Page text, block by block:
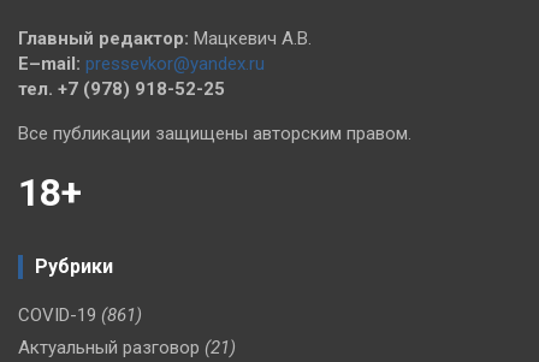
Главный редактор: Мацкевич А.В.
E–mail: pressevkor@yandex.ru
тел. +7 (978) 918-52-25
Все публикации защищены авторским правом.
18+
Рубрики
COVID-19 (861)
Актуальный разговор (21)